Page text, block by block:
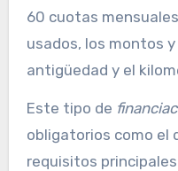
60 cuotas
usados, los montos
antigüedad y el
Este tipo de
obligatorios como el
requisitos